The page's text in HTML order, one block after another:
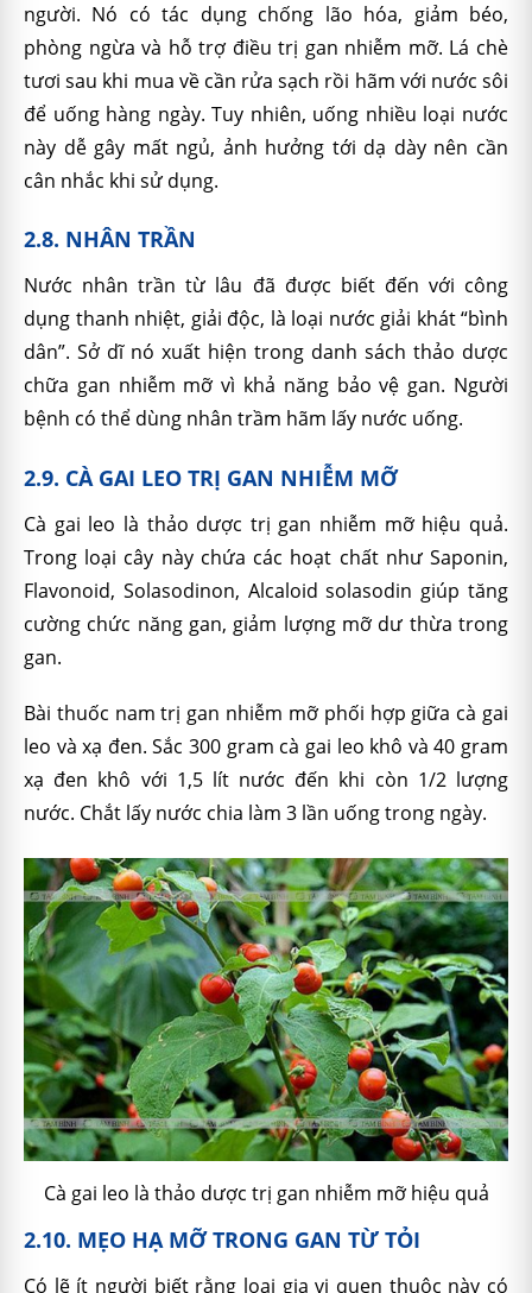
người. Nó có tác dụng chống lão hóa, giảm béo,
phòng ngừa và hỗ trợ điều trị gan nhiễm mỡ. Lá chè
tươi sau khi mua về cần rửa sạch rồi hãm với nước sôi
để uống hàng ngày. Tuy nhiên, uống nhiều loại nước
này dễ gây mất ngủ, ảnh hưởng tới dạ dày nên cần
cân nhắc khi sử dụng.
2.8. NHÂN TRẦN
Nước nhân trần từ lâu đã được biết đến với công
dụng thanh nhiệt, giải độc, là loại nước giải khát “bình
dân”. Sở dĩ nó xuất hiện trong danh sách thảo dược
chữa gan nhiễm mỡ vì khả năng bảo vệ gan. Người
bệnh có thể dùng nhân trầm hãm lấy nước uống.
2.9. CÀ GAI LEO TRỊ GAN NHIỄM MỠ
Cà gai leo là thảo dược trị gan nhiễm mỡ hiệu quả.
Trong loại cây này chứa các hoạt chất như Saponin,
Flavonoid, Solasodinon, Alcaloid solasodin giúp tăng
cường chức năng gan, giảm lượng mỡ dư thừa trong
gan.
Bài thuốc nam trị gan nhiễm mỡ phối hợp giữa cà gai
leo và xạ đen. Sắc 300 gram cà gai leo khô và 40 gram
xạ đen khô với 1,5 lít nước đến khi còn 1/2 lượng
nước. Chắt lấy nước chia làm 3 lần uống trong ngày.
Cà gai leo là thảo dược trị gan nhiễm mỡ hiệu quả
2.10. MẸO HẠ MỠ TRONG GAN TỪ TỎI
Có lẽ ít người biết rằng loại gia vị quen thuộc này có